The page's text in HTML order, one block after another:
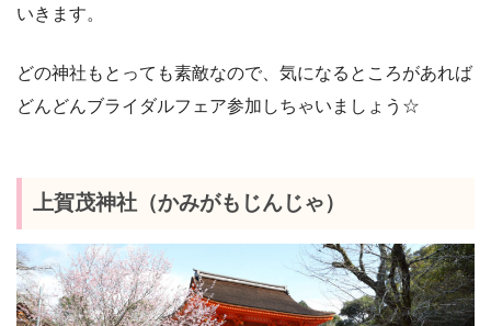
いきます。
どの神社もとっても素敵なので、気になるところがあれば
どんどんブライダルフェア参加しちゃいましょう☆
上賀茂神社（かみがもじんじゃ）